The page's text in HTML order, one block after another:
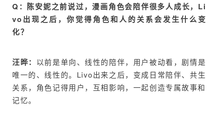
Q：陈安妮之前说过，漫画角色会陪伴很多人成长，Li
vo出现之后，你觉得角色和人的关系会发生什么变
化？
汪晔： 以前是单向、线性的陪伴，用户被动看，剧情是
唯一的、线性的。Livo出来之后，变成日常陪伴、共生
关系，角色记得用户，互相影响，一起创造专属故事和
记忆。